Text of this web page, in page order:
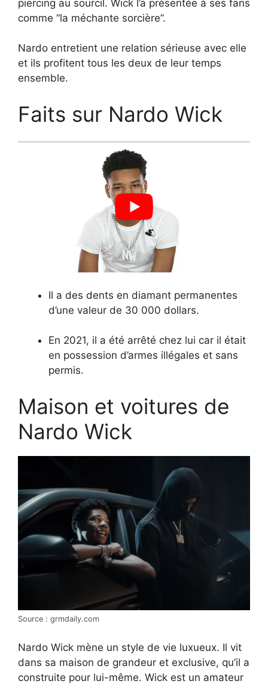
piercing au sourcil. Wick l’a présentée à ses fans
comme “la méchante sorcière”.
Nardo entretient une relation sérieuse avec elle
et ils profitent tous les deux de leur temps
ensemble.
Faits sur Nardo Wick
Il a des dents en diamant permanentes
d’une valeur de 30 000 dollars.
En 2021, il a été arrêté chez lui car il était
en possession d’armes illégales et sans
permis.
Maison et voitures de
Nardo Wick
Source : grmdaily.com
Nardo Wick mène un style de vie luxueux. Il vit
dans sa maison de grandeur et exclusive, qu’il a
construite pour lui-même. Wick est un amateur